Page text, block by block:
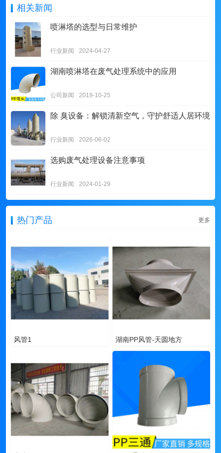
相关新闻
喷淋塔的选型与日常维护
行业新闻 2024-04-27
湖南喷淋塔在废气处理系统中的应用
公司新闻 2019-10-25
除 臭设备：解锁清新空气，守护舒适人居环境
行业新闻 2026-06-02
选购废气处理设备注意事项
行业新闻 2024-01-29
热门产品 更多
风管1 湖南PP风管-天圆地方